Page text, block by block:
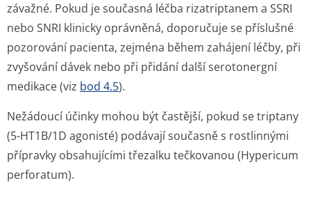
závažné. Pokud je současná léčba rizatriptanem a SSRI
nebo SNRI klinicky oprávněná, doporučuje se příslušné
pozorování pacienta, zejména během zahájení léčby, při
zvyšování dávek nebo při přidání další serotonergní
medikace (viz bod 4.5).
Nežádoucí účinky mohou být častější, pokud se triptany
(5-HT1B/1D agonisté) podávají současně s rostlinnými
přípravky obsahujícími třezalku tečkovanou (Hypericum
perforatum).